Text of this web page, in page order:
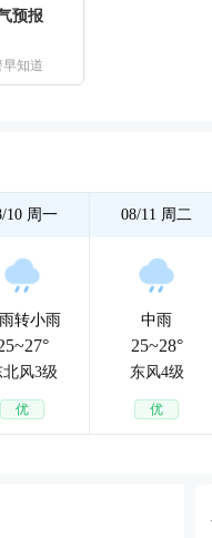
预报
早知道
10 周一
转小雨
北风3级
优
08/11 周二
中雨
25~28°
东风4级
优